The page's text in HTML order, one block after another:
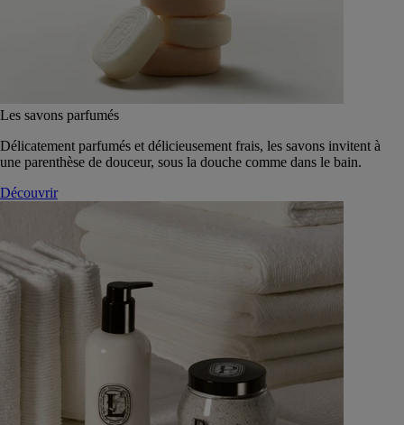
Les savons parfumés
Délicatement parfumés et délicieusement frais, les savons invitent à
une parenthèse de douceur, sous la douche comme dans le bain.
Découvrir